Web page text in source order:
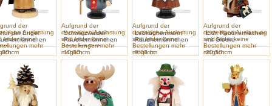
der Engel
cm
der
Auslastung
leider keine
mehr
Schwarzwälder
Räuchermännchen
klein mit Stab
10.00 cm
Aufgrund der
derzeitigen Auslastung
sind leider keine
Bestellungen mehr
möglich.
Lebkuchenmann
Räuchermännchen
9.00 cm
Aufgrund der
derzeitigen Auslastung
sind leider keine
Bestellungen mehr
möglich.
Elch Räuchermächen
mit Glocke
20.50 cm
Aufgrund der
derzeitigen Auslastung
sind leider keine
Bestellungen mehr
möglich.